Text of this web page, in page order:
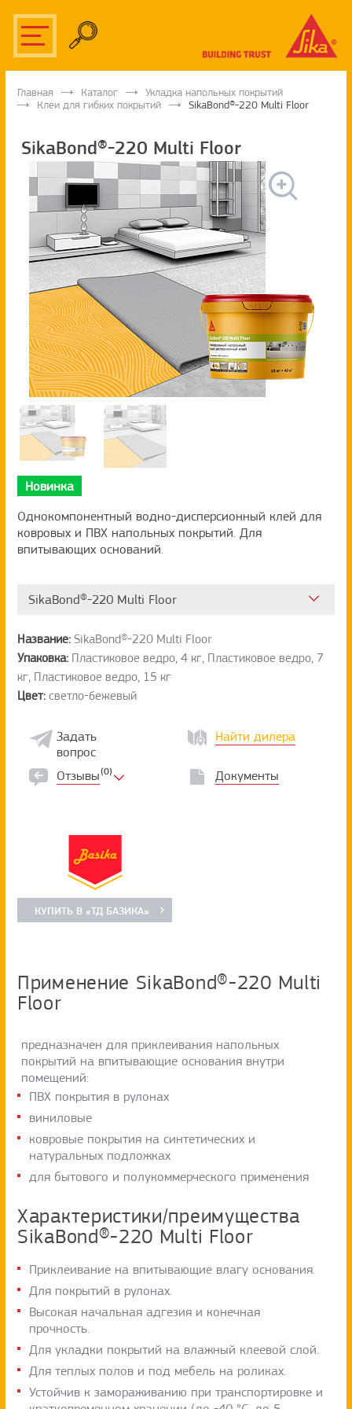
Главная Каталог
Укладка напольных покрытий
Клеи для гибких покрытий
SikaBond®-220 Multi Floor
SikaBond®-220 Multi Floor
Новинка
Однокомпонентный водно-дисперсионный клей для
ковровых и ПВХ напольных покрытий. Для
впитывающих оснований.
SikaBond®-220 Multi Floor
Название: SikaBond®-220 Multi Floor
Упаковка: Пластиковое ведро, 4 кг, Пластиковое ведро, 7
кг, Пластиковое ведро, 15 кг
Цвет: светло-бежевый
Задать
вопрос
Найти дилера
Отзывы(0) Документы
КУПИТЬ В «ТД БАЗИКА»
Применение SikaBond®-220 Multi
Floor
предназначен для приклеивания напольных
покрытий на впитывающие основания внутри
помещений:
ПВХ покрытия в рулонах
виниловые
ковровые покрытия на синтетических и
натуральных подложках
для бытового и полукоммерческого применения
Характеристики/преимущества
SikaBond®-220 Multi Floor
Приклеивание на впитывающие влагу основания.
Для покрытий в рулонах.
Высокая начальная адгезия и конечная
прочность.
Для укладки покрытий на влажный клеевой слой.
Для теплых полов и под мебель на роликах.
Устойчив к замораживанию при транспортировке и